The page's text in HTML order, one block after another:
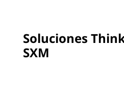
Soluciones
SXM